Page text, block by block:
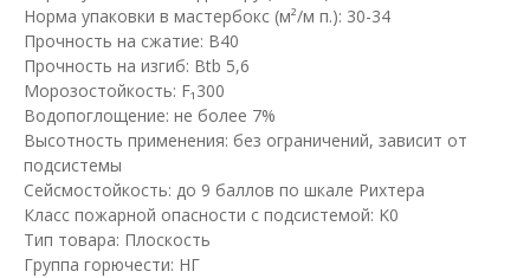
Норма упаковки в мастербокс (м²/м п.): 30-34
Прочность на сжатие: B40
Прочность на изгиб: Btb 5,6
Морозостойкость: F₁300
Водопоглощение: не более 7%
Высотность применения: без ограничений, зависит от
подсистемы
Сейсмостойкость: до 9 баллов по шкале Рихтера
Класс пожарной опасности с подсистемой: K0
Тип товара: Плоскость
Группа горючести: НГ